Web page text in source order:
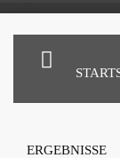
ERGEBNISSE